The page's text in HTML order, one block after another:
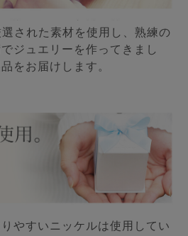
された素材を使用し、熟練の
ジュエリーを作ってきまし
をお届けします。
やすいニッケルは使用してい